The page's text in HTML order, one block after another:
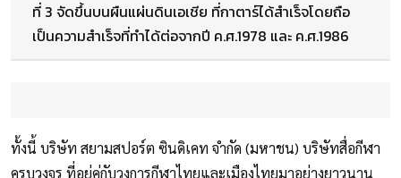
ที่ 3 จัดขึ้นบนผืนแผ่นดินเอเชีย ที่กาตาร์ได้สำเร็จโดยถือ
เป็นความสำเร็จที่ทำได้ต่อจากปี ค.ศ.1978 และ ค.ศ.1986
ทั้งนี้ บริษัท สยามสปอร์ต ซินดิเคท จำกัด (มหาชน) บริษัทสื่อกีฬา
ครบวงจร ที่อยู่คู่กับวงการกีฬาไทยและเมืองไทยมาอย่างยาวนาน